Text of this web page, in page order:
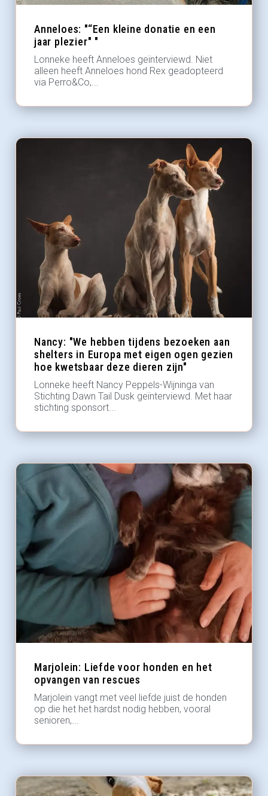
Anneloes: "“Een kleine donatie en een
jaar plezier" "
Lonneke heeft Anneloes geïnterviewd. Niet
alleen heeft Anneloes hond Rex geadopteerd
via Perro&Co,...
Nancy: "We hebben tijdens bezoeken aan
shelters in Europa met eigen ogen gezien
hoe kwetsbaar deze dieren zijn"
Lonneke heeft Nancy Peppels-Wijninga van
Stichting Dawn Tail Dusk geïnterviewd. Met haar
stichting sponsort...
Marjolein: Liefde voor honden en het
opvangen van rescues
Marjolein vangt met veel liefde juist de honden
op die het het hardst nodig hebben, vooral
senioren,...